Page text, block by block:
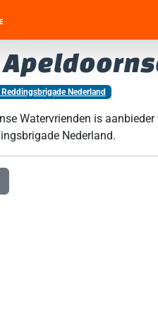
Nederland
Watervrienden is
Nederland.